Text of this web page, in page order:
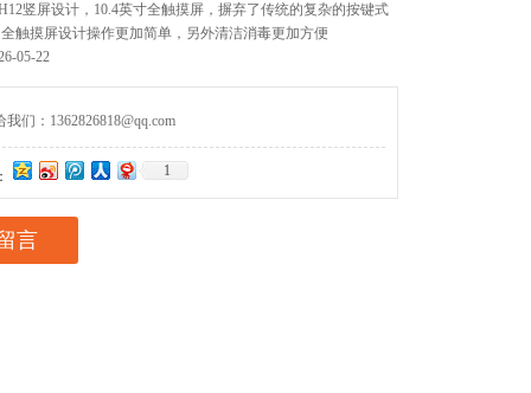
竖屏设计，10.4英寸全触摸屏，摒弃了传统的复杂的按键式
触摸屏设计操作更加简单，另外清洁消毒更加方便
05-22
我们：1362826818@qq.com
1
言